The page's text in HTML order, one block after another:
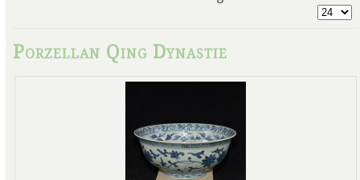
Famille-
figürlichen Darstellungen.
Porzellan Qing Dynastie